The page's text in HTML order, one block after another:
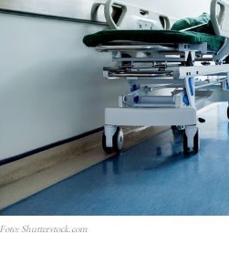
Free limited access
Gratis / forever
Foto: Shutterstock.com